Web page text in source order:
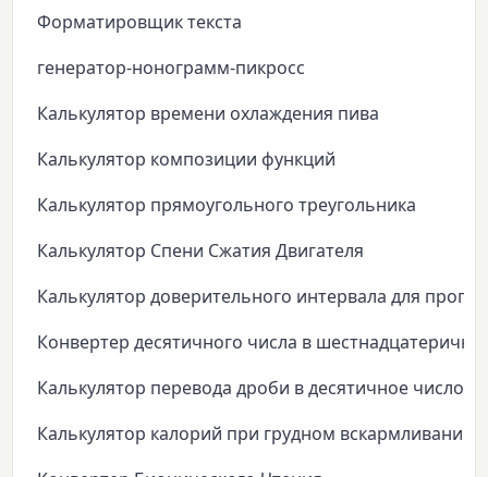
Форматировщик текста
генератор-нонограмм-пикросс
Калькулятор времени охлаждения пива
Калькулятор композиции функций
Калькулятор прямоугольного треугольника
Калькулятор Спени Сжатия Двигателя
Калькулятор доверительного интервала для
Конвертер десятичного числа в
Калькулятор перевода дроби в десятичное число
Калькулятор калорий при грудном вскармливании